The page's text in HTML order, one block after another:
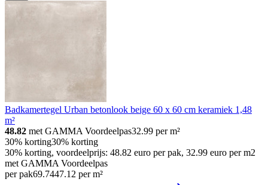
Badkamertegel Urban betonlook beige 60 x 60 cm keramiek 1,48
m²
48.82 met GAMMA Voordeelpas32.99 per m²
30% korting30% korting
30% korting, voordeelprijs: 48.82 euro per pak, 32.99 euro per m2
met GAMMA Voordeelpas
per pak69.7447.12 per m²